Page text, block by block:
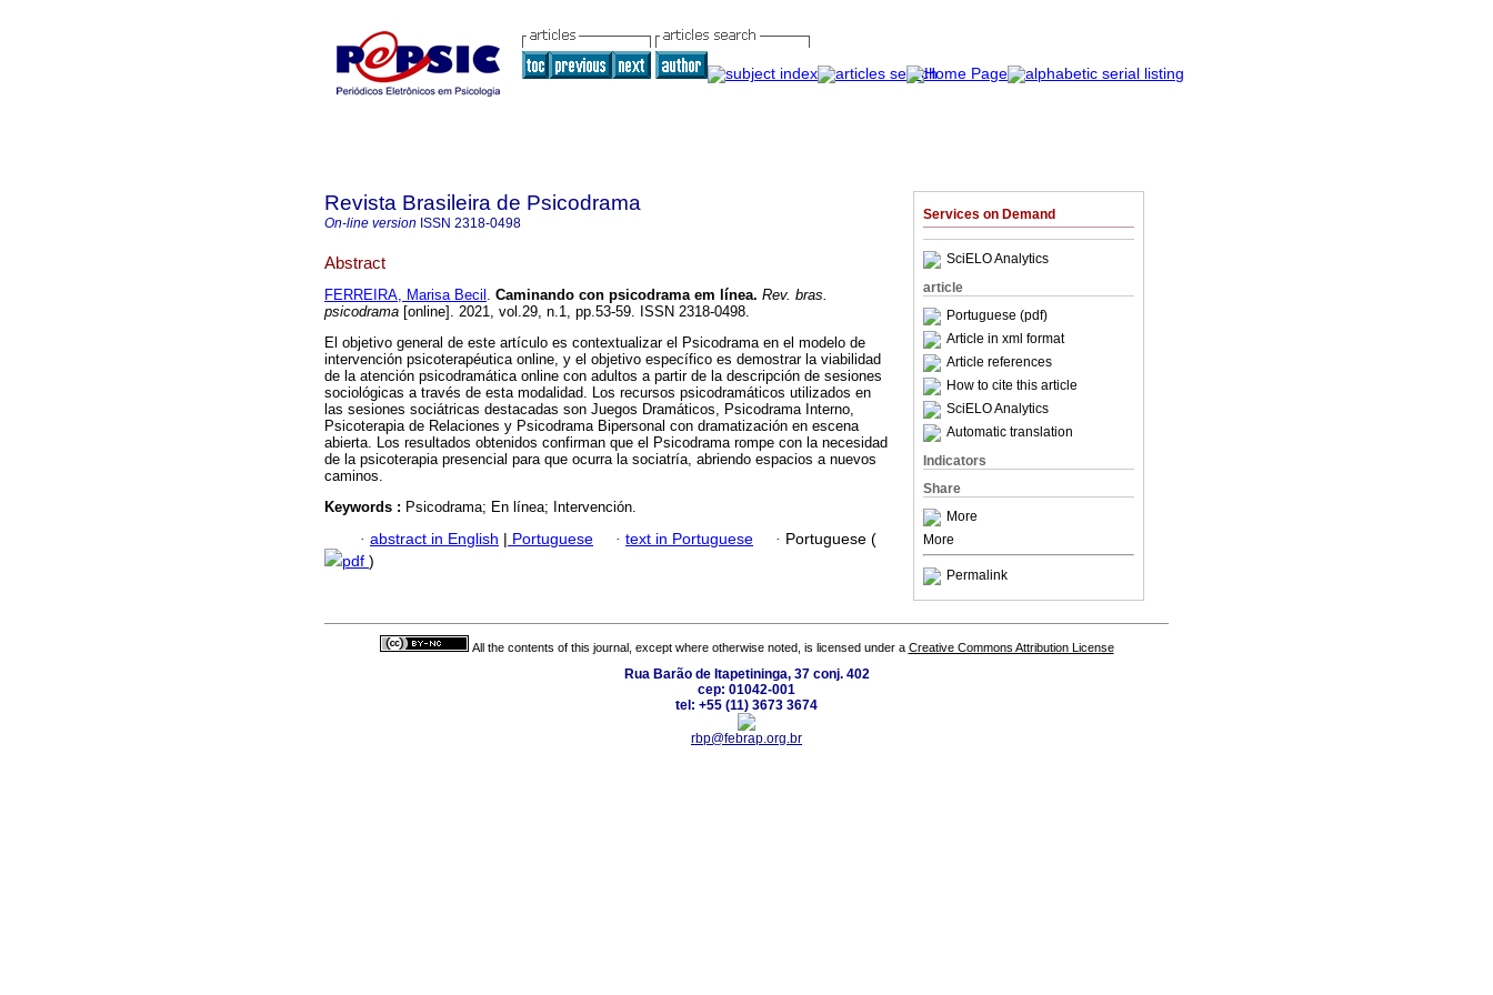
Services on Demand
SciELO Analytics
article
Portuguese (pdf)
Article in xml format
Article references
How to cite this article
SciELO Analytics
Automatic translation
Indicators
Share
More
More
Permalink
Revista Brasileira de Psicodrama
On-line version ISSN 2318-0498
Abstract
FERREIRA, Marisa Becil . Caminando con psicodrama em línea. Rev. bras.
psicodrama [online]. 2021, vol.29, n.1, pp.53-59. ISSN 2318-0498.
El objetivo general de este artículo es contextualizar el Psicodrama en el modelo de
intervención psicoterapéutica online, y el objetivo específico es demostrar la viabilidad
de la atención psicodramática online con adultos a partir de la descripción de sesiones
sociológicas a través de esta modalidad. Los recursos psicodramáticos utilizados en
las sesiones sociátricas destacadas son Juegos Dramáticos, Psicodrama Interno,
Psicoterapia de Relaciones y Psicodrama Bipersonal con dramatización en escena
abierta. Los resultados obtenidos confirman que el Psicodrama rompe con la necesidad
de la psicoterapia presencial para que ocurra la sociatría, abriendo espacios a nuevos
caminos.
Keywords : Psicodrama; En línea; Intervención.
· abstract in English | Portuguese · text in Portuguese · Portuguese (
pdf )
All the contents of this journal, except where otherwise noted, is licensed under a Creative Commons Attribution License
Rua Barão de Itapetininga, 37 conj. 402
cep: 01042-001
tel: +55 (11) 3673 3674
rbp@febrap.org.br